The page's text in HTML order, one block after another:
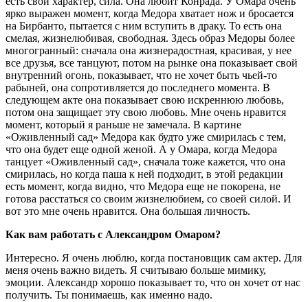
ярко выражен момент, когда Медора хватает нож и бросается
на Бирбанто, пытается с ним вступить в драку. То есть она
смелая, жизнелюбивая, свободная. Здесь образ Медоры более
многогранный: сначала она жизнерадостная, красивая, у нее
все друзья, все танцуют, потом на рынке она показывает свой
внутренний огонь, показывает, что не хочет быть чьей-то
рабыней, она сопротивляется до последнего момента. В
следующем акте она показывает свою искреннюю любовь,
потом она защищает эту свою любовь. Мне очень нравится
момент, который я раньше не замечала. В картине
«Оживленный сад» Медора как будто уже смирилась с тем,
что она будет еще одной женой. А у Омара, когда Медора
танцует «Оживленный сад», сначала тоже кажется, что она
смирилась, но когда паша к ней подходит, в этой редакции
есть момент, когда видно, что Медора еще не покорена, не
готова расстаться со своим жизнелюбием, со своей силой. И
вот это мне очень нравится. Она большая личность.
Как вам работать с Александром Омаром?
Интересно. Я очень люблю, когда постановщик сам актер. Для
меня очень важно видеть. Я считываю больше мимику,
эмоции. Александр хорошо показывает то, что он хочет от нас
получить. Ты понимаешь, как именно надо.